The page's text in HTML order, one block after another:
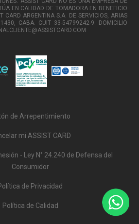
EN CALIDAD DE TOMADORA EN BENEFICIO
CARD ARGENTINA S.A. DE SERVICIOS, ARIAS
CABA. CUIT 33-54799242-9. DOMICILIO
de Arrepentimiento
mi ASSIST CARD
- Ley N° 24.240 de Defensa del
Consumidor
de Privacidad
Política de Calidad